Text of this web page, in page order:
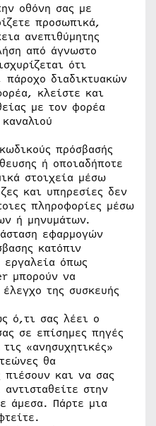
οθόνη σας με
προσωπικά,
ανεπιθύμητης
από άγνωστο
ότι
διαδικτυακών
κλείστε και
με τον φορέα
πρόσβασής
ή οποιαδήποτε
στοιχεία μέσω
και υπηρεσίες δεν
πληροφορίες μέσω
ή μηνυμάτων.
εφαρμογών
κατόπιν
εργαλεία όπως
μπορούν να
της συσκευής
ό,τι σας λέει ο
σε επίσημες πηγές
«ανησυχητικές»
θα
και να σας
στην
άμεσα. Πάρτε μια